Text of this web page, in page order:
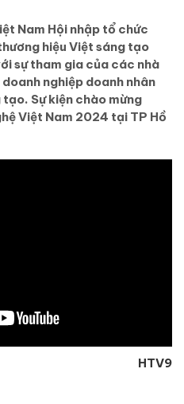
Nam Hội nhập tổ chức
hiệu Việt sáng tạo
sự tham gia của các nhà
nghiệp doanh nhân
Sự kiện chào mừng
Việt Nam 2024 tại TP Hồ
HTV9